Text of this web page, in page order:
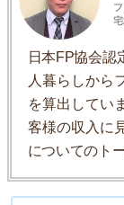
日本FP協会認
人暮らしから
を算出してい
客様の収入に
についてのト